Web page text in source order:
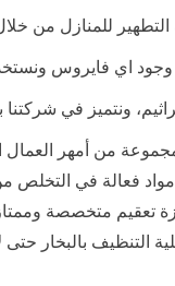
للمنازل من
اي فايروس
ونتميز في شركتنا
مجموعة من أمهر
فعالة في التخلص
تعقيم متخصصة
التنظيف بالبخار